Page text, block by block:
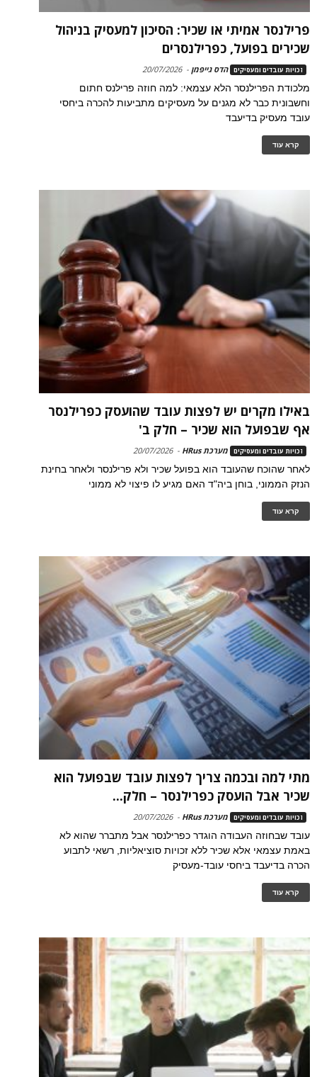
פרילנסר אמיתי או שכיר: הסיכון למעסיק בניהול
שכירים בפועל, כפרילנסרים
זכויות עובדים ומעסיקים הדס גייפמן -
20/07/2026
מלכודת הפרילנסר הלא עצמאי: למה חוזה פרילנס חתום
וחשבונית כבר לא מגנים על מעסיקים מתביעות להכרה ביחסי
עובד מעסיק בדיעבד
קרא עוד
באילו מקרים יש לפצות עובד שהועסק כפרילנסר
אף שבפועל הוא שכיר – חלק ב'
זכויות עובדים ומעסיקים מערכת HRus -
20/07/2026
לאחר שהוכח שהעובד הוא בפועל שכיר ולא פרילנסר ולאחר בחינת
הנזק הממוני, בוחן ביה"ד האם מגיע לו פיצוי לא ממוני
קרא עוד
מתי למה ובכמה צריך לפצות עובד שבפועל הוא
שכיר אבל הועסק כפרילנסר – חלק...
זכויות עובדים ומעסיקים מערכת HRus -
20/07/2026
עובד שבחוזה העבודה הוגדר כפרילנסר אבל מתברר שהוא לא
באמת עצמאי אלא שכיר ללא זכויות סוציאליות, רשאי לתבוע
הכרה בדיעבד ביחסי עובד-מעסיק
קרא עוד